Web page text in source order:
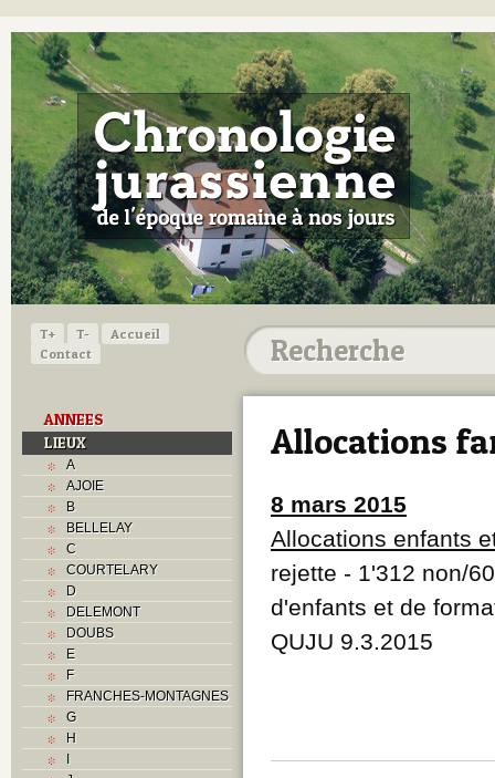
T+ T-
Accueil
Contact
ANNEES
LIEUX
A
AJOIE
B
BELLELAY
C
COURTELARY
D
DELEMONT
DOUBS
E
F
FRANCHES-MONTAGNES
G
H
I
Allocations
8 mars 2015
Allocations enfants
rejette - 1'312 non/
d'enfants et de
QUJU 9.3.2015